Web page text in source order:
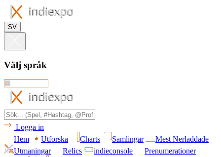
SV
Välj språk
Logga in
Hem
Utforska Charts Samlingar
Mest Nerladdade
Utmaningar
Relics indieconsole Prenumerationer